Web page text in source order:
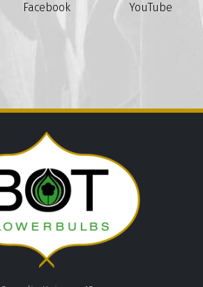
Facebook YouTube